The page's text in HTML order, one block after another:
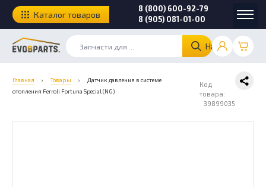
Найти
8 (800) 600-92-79
8 (905) 081-01-00
Каталог товаров
Главная › Товары ›
Датчик давления в системе
отопления Ferroli Fortuna Special (NG)
Код
товара:
39899035